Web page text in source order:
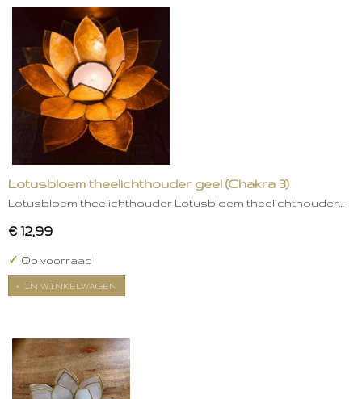
Lotusbloem theelichthouder geel (Chakra 3)
Lotusbloem theelichthouder Lotusbloem theelichthouder…
€ 12,99
✓ Op voorraad
IN WINKELWAGEN